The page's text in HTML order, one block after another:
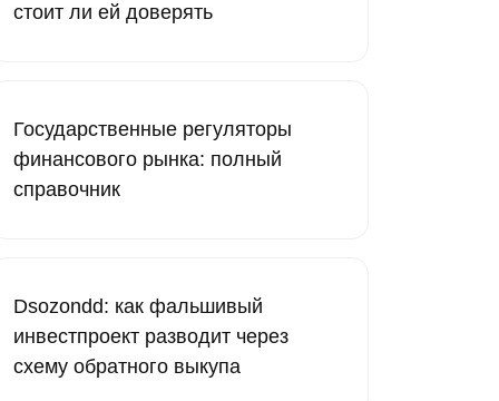
стоит ли ей доверять
Государственные регуляторы
финансового рынка: полный
справочник
Dsozondd: как фальшивый
инвестпроект разводит через
схему обратного выкупа